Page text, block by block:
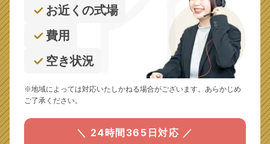
お近くの式場
費用
空き状況
※地域によっては対応いたしかねる場合がございます。あらかじめ
ご了承ください。
＼ 24時間365日対応 ／